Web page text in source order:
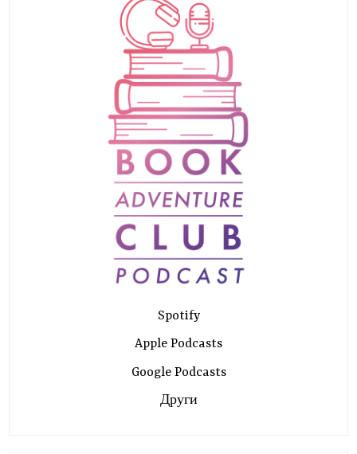
Spotify
Apple Podcasts
Google Podcasts
Други